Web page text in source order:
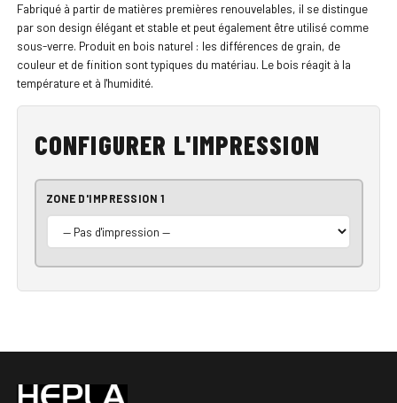
Fabriqué à partir de matières premières renouvelables, il se distingue
par son design élégant et stable et peut également être utilisé comme
sous-verre. Produit en bois naturel : les différences de grain, de
couleur et de finition sont typiques du matériau. Le bois réagit à la
température et à l'humidité.
CONFIGURER L'IMPRESSION
ZONE D'IMPRESSION 1